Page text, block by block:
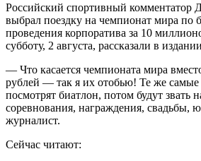
Российский спортивный комментатор
выбрал поездку на чемпионат мира по
проведения корпоратива за 10
субботу, 2 августа, рассказали в
— Что касается чемпионата мира
рублей — так я их отобью! Те же
посмотрят биатлон, потом будут звать
соревнования, награждения, свадьбы,
журналист.
Сейчас читают: